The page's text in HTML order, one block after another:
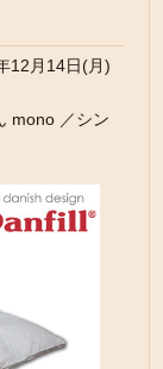
12月14日(月)
mono ／シン